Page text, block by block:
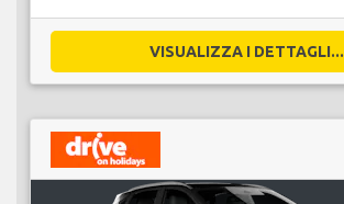
VISUALIZZA I DETTAGLI...